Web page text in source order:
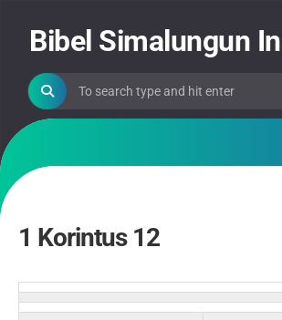
contentBibel Simalungun
1 Korintus 12